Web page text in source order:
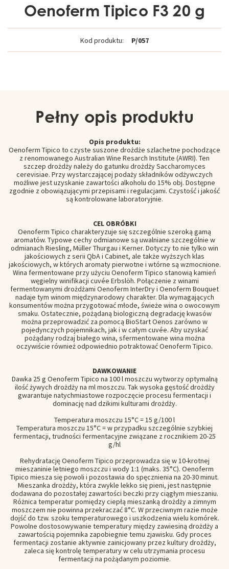
Oenoferm Tipico F3 20 g
Kod produktu: P/057
Pełny opis produktu
Opis produktu:
Oenoferm Tipico to czyste suszone drożdże szlachetne pochodzące
z renomowanego Australian Wine Resarch Institute (AWRI). Ten
szczep drożdży należy do gatunku drożdży Saccharomyces
cerevisiae. Przy wystarczającej podaży składników odżywczych
możliwe jest uzyskanie zawartości alkoholu do 15% obj. Dostępne
zgodnie z obowiązującymi przepisami i regulacjami. Czystość i jakość
są kontrolowane laboratoryjnie.
CEL OBRÓBKI
Oenoferm Tipico charakteryzuje się szczególnie szeroką gamą
aromatów. Typowe cechy odmianowe są uwalniane szczególnie w
odmianach Riesling, Müller Thurgau i Kerner. Dotyczy to nie tylko win
jakościowych z serii QbA i Cabinet, ale także wyższych klas
jakościowych, w których aromaty pierwotne i wtórne są wzmocnione.
Wina fermentowane przy użyciu Oenoferm Tipico stanowią kamień
węgielny winifikacji cuvée Erbslöh. Połączenie z winami
fermentowanymi drożdżami Oenoferm InterDry i Oenoferm Bouquet
nadaje tym winom międzynarodowy charakter. Dla wymagających
konsumentów można przygotować młode, świeże wina o owocowym
smaku. Ostatecznie, pożądaną biologiczną degradację kwasów
można przeprowadzić za pomocą BioStart Oenos zarówno w
pojedynczych pojemnikach, jak i w całym cuvée. Aby uzyskać
pożądany rodzaj białego wina, sfermentowane wina można
oczywiście również odpowiednio potraktować Oenoferm Tipico.
DAWKOWANIE
Dawka 25 g Oenoferm Tipico na 100 l moszczu wytworzy optymalną
ilość żywych drożdży na ml moszczu. Tak wysoka gęstość drożdży
gwarantuje natychmiastowe rozpoczęcie procesu fermentacji i
dominację nad dzikimi kulturami drożdży.
Temperatura moszczu 15°C = 15 g/100 l
Temperatura moszczu 15°C = w przypadku szczególnie szybkiej
fermentacji, trudności fermentacyjne związane z rocznikiem 20-25
g/hl
Rehydratację Oenoferm Tipico przeprowadza się w 10-krotnej
mieszaninie letniego moszczu i wody 1:1 (maks. 35°C). Oenoferm
Tipico miesza się powoli i pozostawia do spęcznienia na 20-30 minut.
Mieszanka drożdży, która zwykle lekko się pieni, jest następnie
dodawana do pozostałej zawartości beczki przy ciągłym mieszaniu.
Różnica temperatur pomiędzy ciepłą mieszanką drożdży a zimnym
moszczem nie powinna przekraczać 8°C. W przeciwnym razie może
dojść do tzw. szoku temperaturowego i uszkodzenia wielu komórek.
Powolne dostosowywanie temperatury między zawiesiną drożdży a
zawartością pojemnika zapobiegnie temu zjawisku. Gdy proces
fermentacji zostanie aktywnie zainicjowany przez kultury drożdży,
zaleca się kontrolę temperatury w celu utrzymania procesu
fermentacji na pożądanym poziomie.